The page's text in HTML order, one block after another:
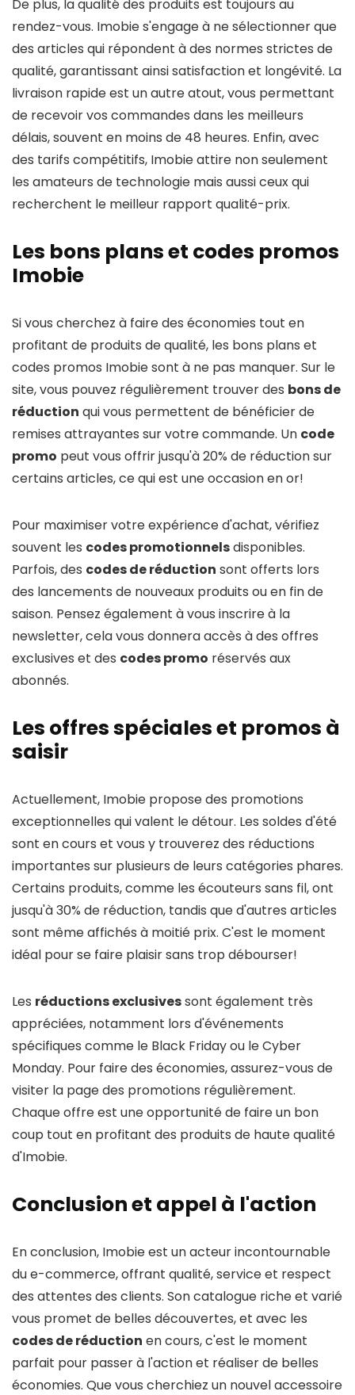
De plus, la qualité des produits est toujours au
rendez-vous. Imobie s'engage à ne sélectionner que
des articles qui répondent à des normes strictes de
qualité, garantissant ainsi satisfaction et longévité. La
livraison rapide est un autre atout, vous permettant
de recevoir vos commandes dans les meilleurs
délais, souvent en moins de 48 heures. Enfin, avec
des tarifs compétitifs, Imobie attire non seulement
les amateurs de technologie mais aussi ceux qui
recherchent le meilleur rapport qualité-prix.
Les bons plans et codes promos
Imobie
Si vous cherchez à faire des économies tout en
profitant de produits de qualité, les bons plans et
codes promos Imobie sont à ne pas manquer. Sur le
site, vous pouvez régulièrement trouver des bons de
réduction qui vous permettent de bénéficier de
remises attrayantes sur votre commande. Un code
promo peut vous offrir jusqu'à 20% de réduction sur
certains articles, ce qui est une occasion en or!
Pour maximiser votre expérience d'achat, vérifiez
souvent les codes promotionnelsdisponibles.
Parfois, des codes de réduction sont offerts lors
des lancements de nouveaux produits ou en fin de
saison. Pensez également à vous inscrire à la
newsletter, cela vous donnera accès à des offres
exclusives et des codes promo réservés aux
abonnés.
Les offres spéciales et promos à
saisir
Actuellement, Imobie propose des promotions
exceptionnelles qui valent le détour. Les soldes d'été
sont en cours et vous y trouverez des réductions
importantes sur plusieurs de leurs catégories phares.
Certains produits, comme les écouteurs sans fil, ont
jusqu'à 30% de réduction, tandis que d'autres articles
sont même affichés à moitié prix. C'est le moment
idéal pour se faire plaisir sans trop débourser!
Les réductions exclusivessont également très
appréciées, notamment lors d'événements
spécifiques comme le Black Friday ou le Cyber
Monday. Pour faire des économies, assurez-vous de
visiter la page des promotions régulièrement.
Chaque offre est une opportunité de faire un bon
coup tout en profitant des produits de haute qualité
d'Imobie.
Conclusion et appel à l'action
En conclusion, Imobie est un acteur incontournable
du e-commerce, offrant qualité, service et respect
des attentes des clients. Son catalogue riche et varié
vous promet de belles découvertes, et avec les
codes de réduction en cours, c'est le moment
parfait pour passer à l'action et réaliser de belles
économies. Que vous cherchiez un nouvel accessoire